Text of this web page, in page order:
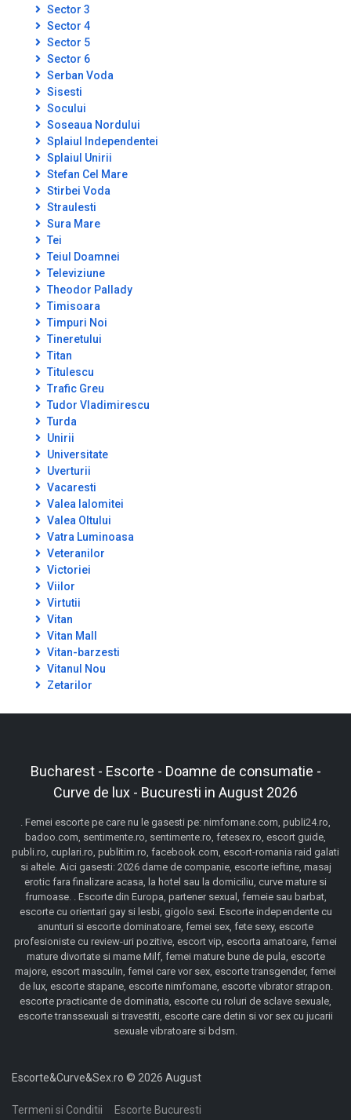
Sector 3
Sector 4
Sector 5
Sector 6
Serban Voda
Sisesti
Socului
Soseaua Nordului
Splaiul Independentei
Splaiul Unirii
Stefan Cel Mare
Stirbei Voda
Straulesti
Sura Mare
Tei
Teiul Doamnei
Televiziune
Theodor Pallady
Timisoara
Timpuri Noi
Tineretului
Titan
Titulescu
Trafic Greu
Tudor Vladimirescu
Turda
Unirii
Universitate
Uverturii
Vacaresti
Valea Ialomitei
Valea Oltului
Vatra Luminoasa
Veteranilor
Victoriei
Viilor
Virtutii
Vitan
Vitan Mall
Vitan-barzesti
Vitanul Nou
Zetarilor
Bucharest - Escorte - Doamne de consumatie -
Curve de lux - Bucuresti in August 2026
. Femei escorte pe care nu le gasesti pe: nimfomane.com, publi24.ro,
badoo.com, sentimente.ro, sentimente.ro, fetesex.ro, escort guide,
publi.ro, cuplari.ro, publitim.ro, facebook.com, escort-romania raid galati
si altele. Aici gasesti: 2026 dame de companie, escorte ieftine, masaj
erotic fara finalizare acasa, la hotel sau la domiciliu, curve mature si
frumoase. . Escorte din Europa, partener sexual, femeie sau barbat,
escorte cu orientari gay si lesbi, gigolo sexi. Escorte independente cu
anunturi si escorte dominatoare, femei sex, fete sexy, escorte
profesioniste cu review-uri pozitive, escort vip, escorta amatoare, femei
mature divortate si mame Milf, femei mature bune de pula, escorte
majore, escort masculin, femei care vor sex, escorte transgender, femei
de lux, escorte stapane, escorte nimfomane, escorte vibrator strapon.
escorte practicante de dominatia, escorte cu roluri de sclave sexuale,
escorte transsexuali si travestiti, escorte care detin si vor sex cu jucarii
sexuale vibratoare si bdsm.
Escorte&Curve&Sex.ro © 2026 August
Termeni si Conditii Escorte Bucuresti